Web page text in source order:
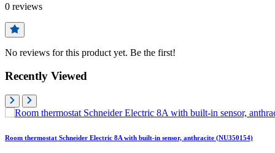
0 reviews
No reviews for this product yet. Be the first!
Recently Viewed
Room thermostat Schneider Electric 8A with built-in sensor, anthracite (NU350154)